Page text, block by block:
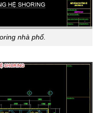
nhà phố.